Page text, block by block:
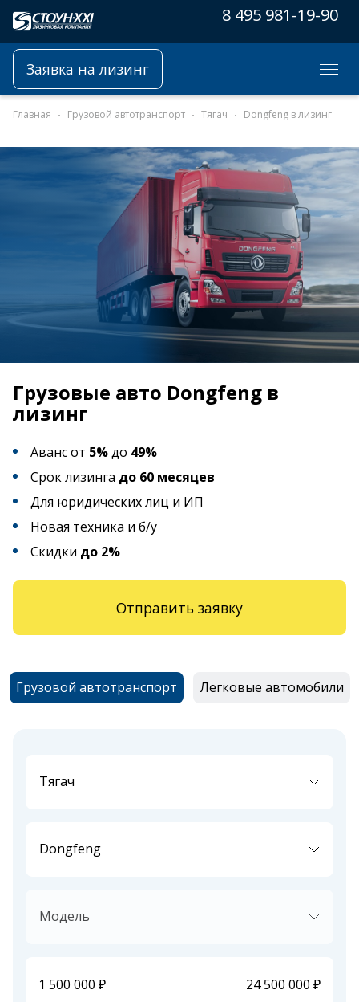
8 495 981-19-90
Заявка на лизинг
Главная Грузовой автотранспорт Тягач Dongfeng в лизинг
Грузовые авто Dongfeng в
лизинг
Аванс от 5%до 49%
Срок лизинга до 60 месяцев
Для юридических лиц и ИП
Новая техника и б/у
Скидки до 2%
Отправить заявку
Грузовой автотранспорт Легковые автомобили
Тягач
Dongfeng
Модель